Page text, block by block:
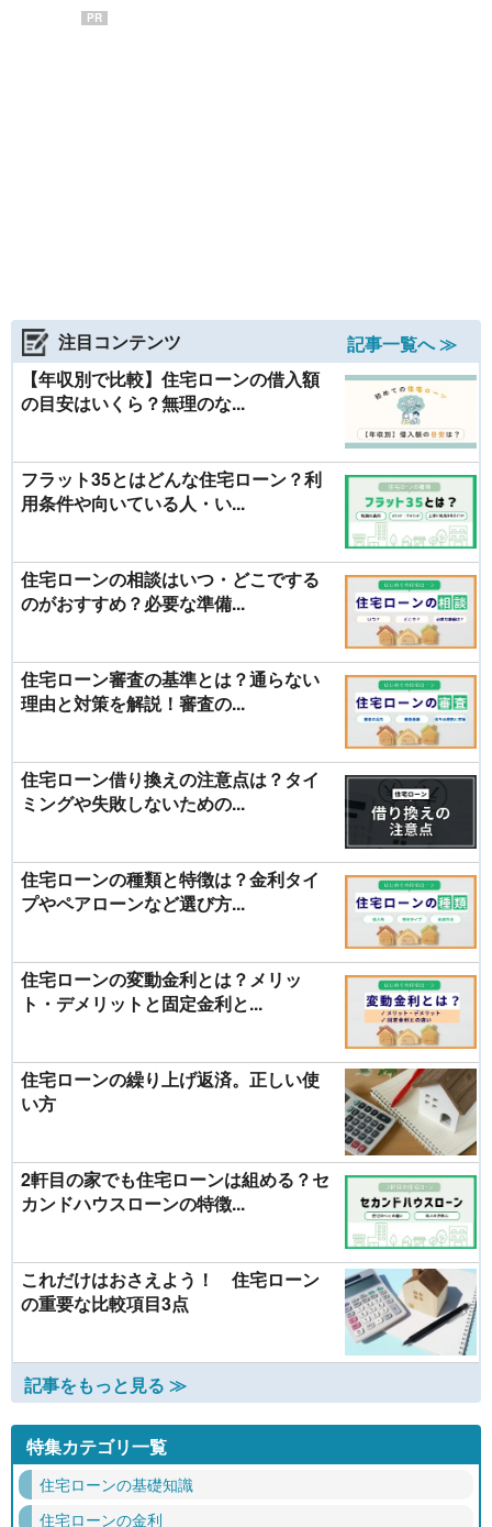
PR
注目コンテンツ
記事一覧へ ≫
【年収別で比較】住宅ローンの借入額
の目安はいくら？無理のな...
フラット35とはどんな住宅ローン？利
用条件や向いている人・い...
住宅ローンの相談はいつ・どこでする
のがおすすめ？必要な準備...
住宅ローン審査の基準とは？通らない
理由と対策を解説！審査の...
住宅ローン借り換えの注意点は？タイ
ミングや失敗しないための...
住宅ローンの種類と特徴は？金利タイ
プやペアローンなど選び方...
住宅ローンの変動金利とは？メリッ
ト・デメリットと固定金利と...
住宅ローンの繰り上げ返済。正しい使
い方
2軒目の家でも住宅ローンは組める？セ
カンドハウスローンの特徴...
これだけはおさえよう！ 住宅ローン
の重要な比較項目3点
記事をもっと見る ≫
特集カテゴリ一覧
住宅ローンの基礎知識
住宅ローンの金利